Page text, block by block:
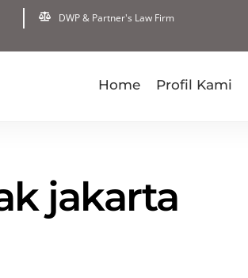
DWP & Partner's Law Firm
Home Profil Kami
jakarta